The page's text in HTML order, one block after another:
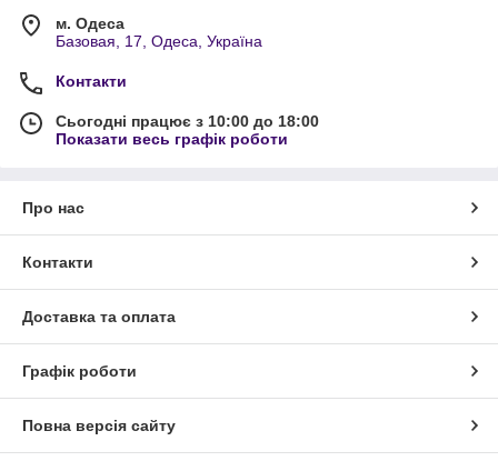
м. Одеса
Базовая, 17, Одеса, Україна
Контакти
Сьогодні працює з 10:00 до 18:00
Показати весь графік роботи
Про нас
Контакти
Доставка та оплата
Графік роботи
Повна версія сайту